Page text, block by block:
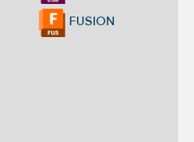
FUSION